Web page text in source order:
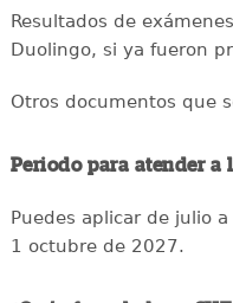
Resultados de exámenes
Duolingo, si ya fueron
Otros documentos que
Periodo para atender a
Puedes aplicar de julio
1 octubre de 2027.